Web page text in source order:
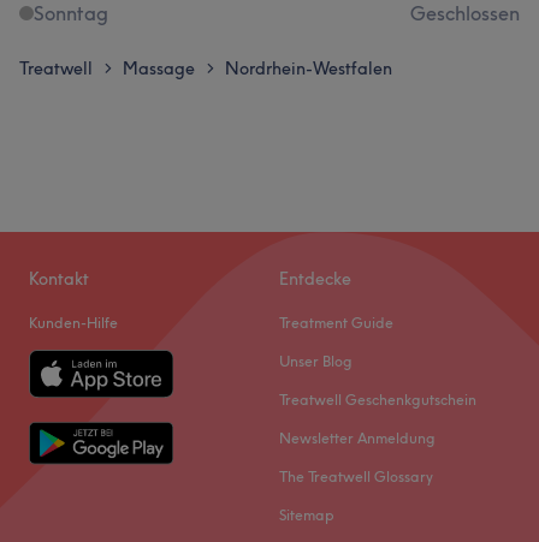
Sonntag
Geschlossen
Treatwell > Massage > Nordrhein-Westfalen
Kontakt
Kunden-Hilfe
Entdecke
Treatment Guide
Unser Blog
Treatwell Geschenkgutschein
Newsletter Anmeldung
The Treatwell Glossary
Sitemap